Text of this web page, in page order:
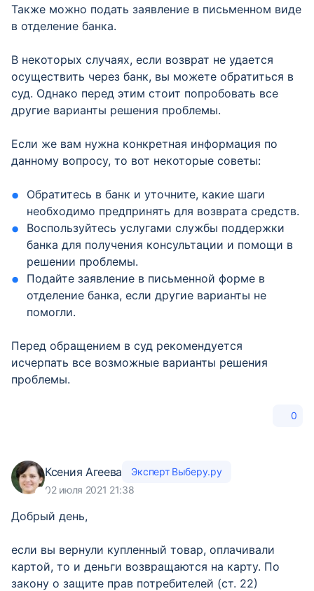
Также можно подать заявление в письменном виде
в отделение банка.
В некоторых случаях, если возврат не удается
осуществить через банк, вы можете обратиться в
суд. Однако перед этим стоит попробовать все
другие варианты решения проблемы.
Если же вам нужна конкретная информация по
данному вопросу, то вот некоторые советы:
Обратитесь в банк и уточните, какие шаги
необходимо предпринять для возврата средств.
Воспользуйтесь услугами службы поддержки
банка для получения консультации и помощи в
решении проблемы.
Подайте заявление в письменной форме в
отделение банка, если другие варианты не
помогли.
Перед обращением в суд рекомендуется
исчерпать все возможные варианты решения
проблемы.
0
Ксения Агеева
Эксперт Выберу.ру
02 июля 2021 21:38
Добрый день,
если вы вернули купленный товар, оплачивали
картой, то и деньги возвращаются на карту. По
закону о защите прав потребителей (ст. 22)